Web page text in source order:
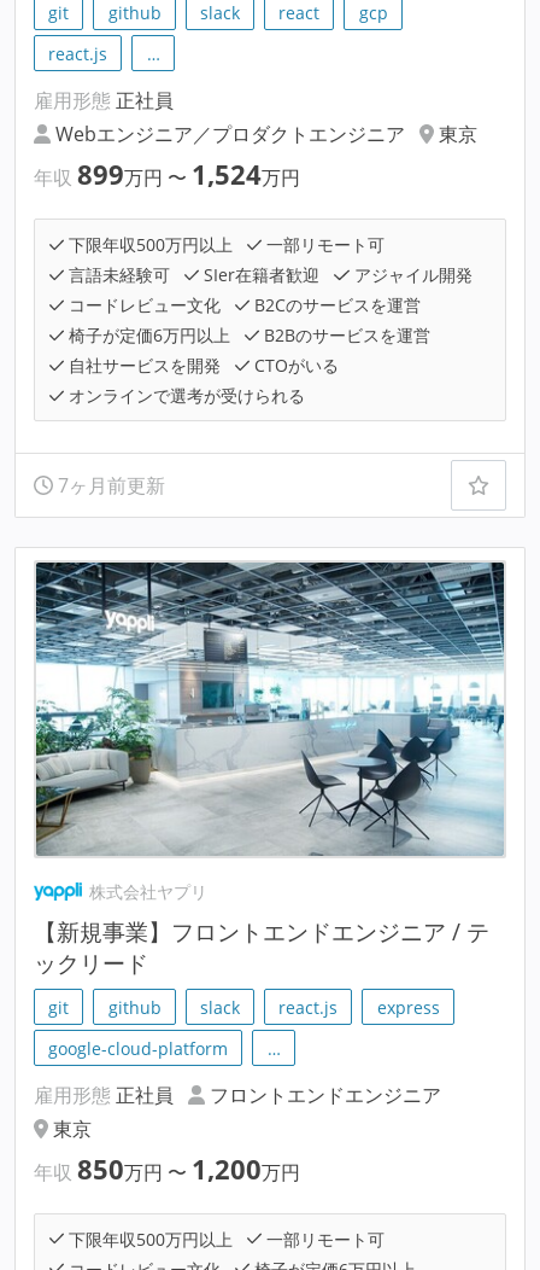
git github slack react
gcp
react.js
…
雇用形態 正社員
Webエンジニア／プロダクトエンジニア
東京
年収 899万円 〜 1,524万円
下限年収500万円以上
一部リモート可
言語未経験可
SIer在籍者歓迎
アジャイル開発
コードレビュー文化
B2Cのサービスを運営
椅子が定価6万円以上
B2Bのサービスを運営
自社サービスを開発
CTOがいる
オンラインで選考が受けられる
7ヶ月前更新
株式会社ヤプリ
【新規事業】フロントエンドエンジニア / テ
ックリード
git github slack react.js
express
google-cloud-platform
…
雇用形態 正社員
フロントエンドエンジニア
東京
年収 850万円 〜 1,200万円
下限年収500万円以上
一部リモート可